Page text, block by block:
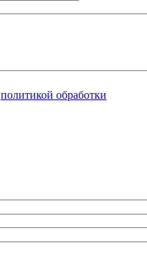
политикой обработки